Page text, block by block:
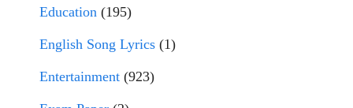
Education (195)
English Song Lyrics (1)
Entertainment (923)